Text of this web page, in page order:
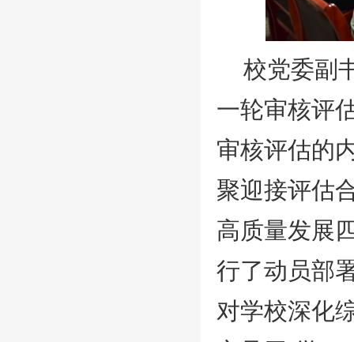
校党委副
一轮审核评
审核评估的
聚迎接评估
高质量发展
行了动员部
对学校深化